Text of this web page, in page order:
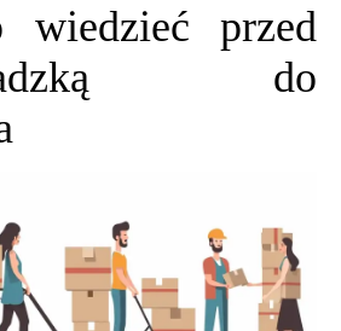
wiedzieć przed
do